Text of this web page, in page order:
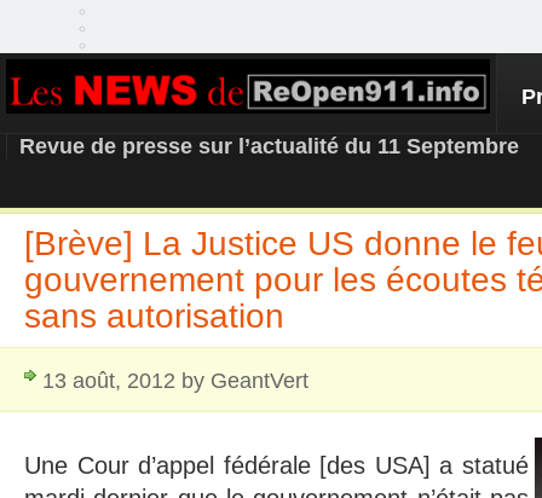
REOPEN911 – NEWS
Revue de presse sur l’actualité du 11 Septembre
[Brève] La Justice US donne le
gouvernement pour les écoutes
sans autorisation
13 août, 2012 by GeantVert
Une Cour d’appel fédérale [des USA] a statué